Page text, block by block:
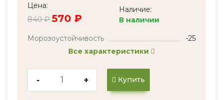
Цена:
840 ₽ 570 ₽
Наличие:
В наличии
Морозоустойчивость
-25
Все характеристики
- + Купить